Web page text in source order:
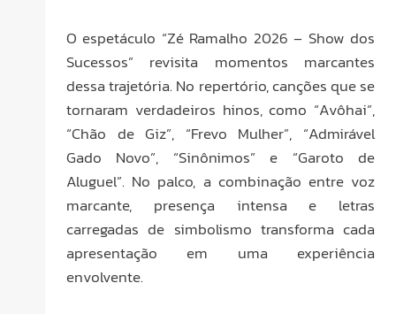
O espetáculo “Zé Ramalho 2026 – Show dos
Sucessos” revisita momentos marcantes
dessa trajetória. No repertório, canções que se
tornaram verdadeiros hinos, como “Avôhai”,
“Chão de Giz”, “Frevo Mulher”, “Admirável
Gado Novo”, “Sinônimos” e “Garoto de
Aluguel”. No palco, a combinação entre voz
marcante, presença intensa e letras
carregadas de simbolismo transforma cada
apresentação em uma experiência
envolvente.